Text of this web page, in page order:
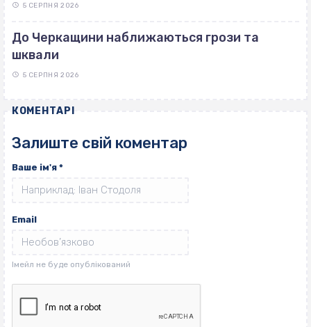
5 СЕРПНЯ 2026
До Черкащини наближаються грози та
шквали
5 СЕРПНЯ 2026
КОМЕНТАРІ
Залиште свій коментар
Ваше ім'я *
Email